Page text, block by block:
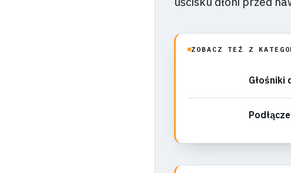
ZOBACZ TEŻ Z
Głośniki